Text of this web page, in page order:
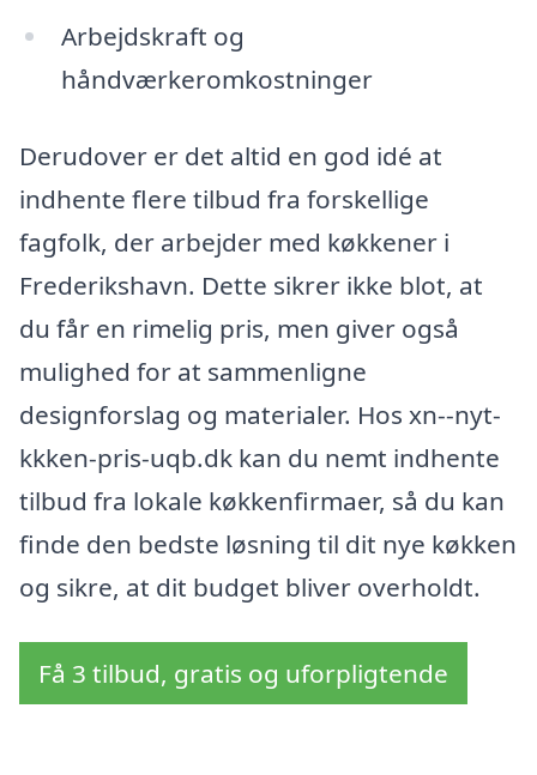
Arbejdskraft og
håndværkeromkostninger
Derudover er det altid en god idé at
indhente flere tilbud fra forskellige
fagfolk, der arbejder med køkkener i
Frederikshavn. Dette sikrer ikke blot, at
du får en rimelig pris, men giver også
mulighed for at sammenligne
designforslag og materialer. Hos xn--nyt-
kkken-pris-uqb.dk kan du nemt indhente
tilbud fra lokale køkkenfirmaer, så du kan
finde den bedste løsning til dit nye køkken
og sikre, at dit budget bliver overholdt.
Få 3 tilbud, gratis og uforpligtende